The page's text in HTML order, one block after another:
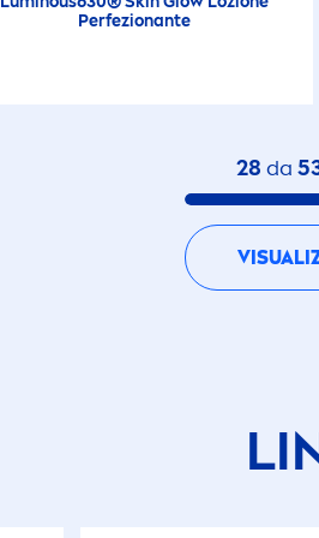
Perfezionante
28 da